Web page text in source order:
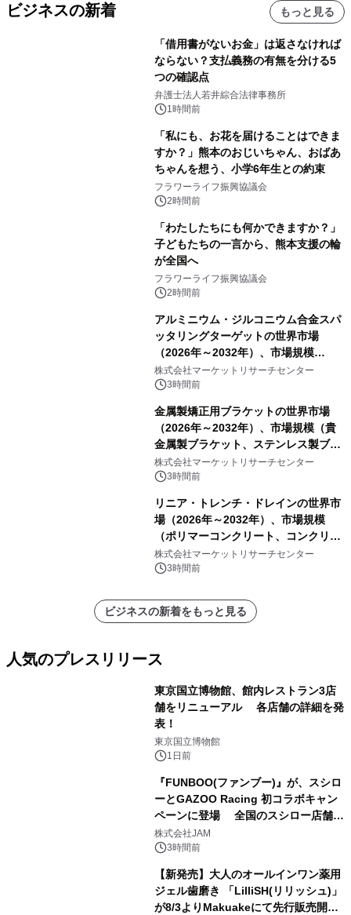
ビジネスの新着 もっと見る
「借用書がないお金」は返さなければ
ならない？支払義務の有無を分ける5
つの確認点
弁護士法人若井綜合法律事務所
1時間前
「私にも、お花を届けることはできま
すか？」熊本のおじいちゃん、おばあ
ちゃんを想う、小学6年生との約束
フラワーライフ振興協議会
2時間前
「わたしたちにも何かできますか？」
子どもたちの一言から、熊本支援の輪
が全国へ
フラワーライフ振興協議会
2時間前
アルミニウム・ジルコニウム合金スパ
ッタリングターゲットの世界市場
（2026年～2032年）、市場規模
（0.995、0.999、その他）・分析レポ
ートを発表
株式会社マーケットリサーチセンター
3時間前
金属製矯正用ブラケットの世界市場
（2026年～2032年）、市場規模（貴
金属製ブラケット、ステンレス製ブラ
ケット、純チタン製ブラケット）・分
析レポートを発表
株式会社マーケットリサーチセンター
3時間前
リニア・トレンチ・ドレインの世界市
場（2026年～2032年）、市場規模
（ポリマーコンクリート、コンクリー
ト、プラスチック、金属）・分析レポ
ートを発表
株式会社マーケットリサーチセンター
3時間前
ビジネスの新着をもっと見る
人気のプレスリリース
東京国立博物館、館内レストラン3店
舗をリニューアル 各店舗の詳細を発
表！
東京国立博物館
1日前
『FUNBOO(ファンブー)』が、スシロ
ーとGAZOO Racing 初コラボキャン
ペーンに登場 全国のスシロー店舗で
GR 4車種の FUNBOO(ミニカー)付き
メニューが展開されます
株式会社JAM
3時間前
【新発売】大人のオールインワン薬用
ジェル歯磨き 「LilliSH(リリッシュ)」
が8/3よりMakuakeにて先行販売開